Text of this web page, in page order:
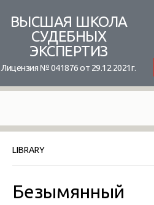
content
ВЫСШАЯ ШКОЛА
СУДЕБНЫХ
ЭКСПЕРТИЗ
Лицензия № 041876 от 29.12.2021г.
LIBRARY
Безымянный